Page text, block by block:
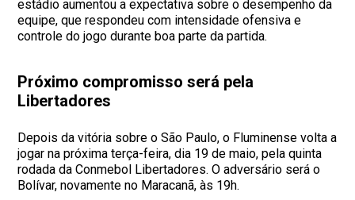
estádio aumentou a expectativa sobre o desempenho da
equipe, que respondeu com intensidade ofensiva e
controle do jogo durante boa parte da partida.
Próximo compromisso será pela
Libertadores
Depois da vitória sobre o São Paulo, o Fluminense volta a
jogar na próxima terça-feira, dia 19 de maio, pela quinta
rodada da Conmebol Libertadores. O adversário será o
Bolívar, novamente no Maracanã, às 19h.